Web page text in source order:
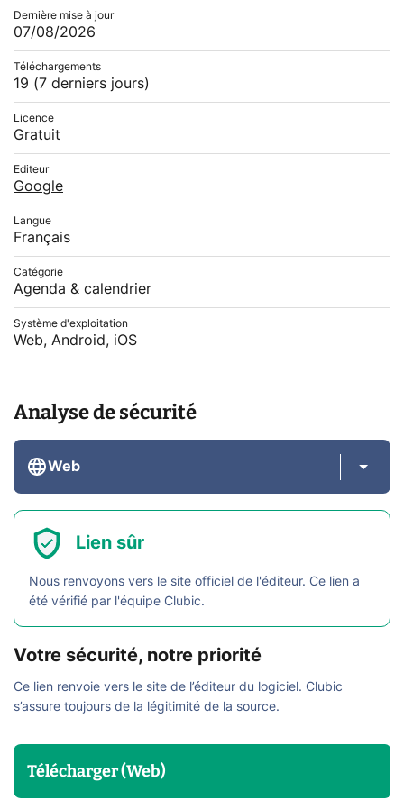
Dernière mise à jour
07/08/2026
Téléchargements
19 (7 derniers jours)
Licence
Gratuit
Editeur
Google
Langue
Français
Catégorie
Agenda & calendrier
Système d'exploitation
Web, Android, iOS
Analyse de sécurité
Web
Lien sûr
Nous renvoyons vers le site officiel de l'éditeur. Ce lien a
été vérifié par l'équipe Clubic.
Votre sécurité, notre priorité
Ce lien renvoie vers le site de l’éditeur du logiciel. Clubic
s’assure toujours de la légitimité de la source.
Télécharger (Web)